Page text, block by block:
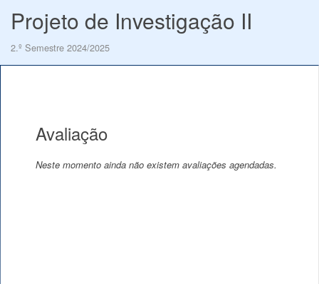
Projeto de Investigação II
2.º Semestre 2024/2025
Avaliação
Neste momento ainda não existem avaliações agendadas.